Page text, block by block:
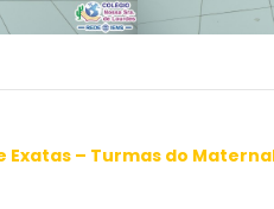
Exatas – Turmas do